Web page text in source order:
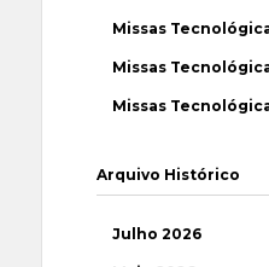
Missas
Missas
Missas
Arquivo Histórico
Julho 2026